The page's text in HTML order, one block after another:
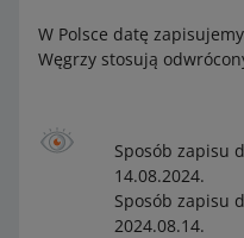
W Polsce datę
Węgrzy stosują
Sposób zapisu
14.08.2024.
Sposób zapisu
2024.08.14.